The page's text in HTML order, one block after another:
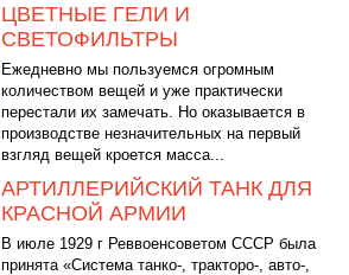
ЦВЕТНЫЕ ГЕЛИ И
СВЕТОФИЛЬТРЫ
Ежедневно мы пользуемся огромным
количеством вещей и уже практически
перестали их замечать. Но оказывается в
производстве незначительных на первый
взгляд вещей кроется масса...
АРТИЛЛЕРИЙСКИЙ ТАНК ДЛЯ
КРАСНОЙ АРМИИ
В июле 1929 г Реввоенсоветом СССР была
принята «Система танко-, тракторо-, авто-,